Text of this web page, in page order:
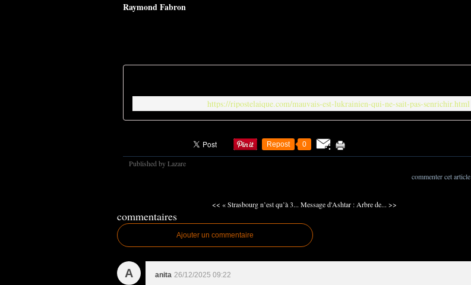
Raymond Fabron
https://ripostelaique.com/mauvais-est-lukrainien-qui-ne-sait-pas-senrichir.html
Repost 0
Published by Lazare
commenter cet article
<< « Strasbourg n’est qu’à 3... Message d'Ashtar : Arbre de... >>
commentaires
Ajouter un commentaire
A anita 26/12/2025 09:22